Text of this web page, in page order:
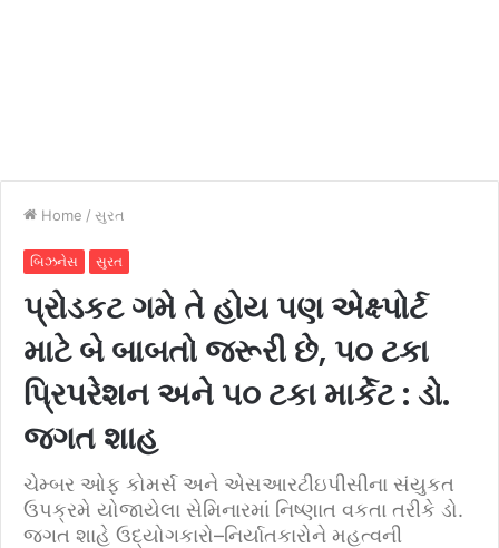
Home / સુરત
બિઝનેસ સુરત
પ્રોડકટ ગમે તે હોય પણ એક્ષ્પોર્ટ
માટે બે બાબતો જરૂરી છે, પ૦ ટકા
પ્રિપરેશન અને પ૦ ટકા માર્કેટ : ડો.
જગત શાહ
ચેમ્બર ઓફ કોમર્સ અને એસઆરટીઇપીસીના સંયુકત
ઉપક્રમે યોજાયેલા સેમિનારમાં નિષ્ણાત વકતા તરીકે ડો.
જગત શાહે ઉદ્યોગકારો–નિર્યાતકારોને મહત્વની